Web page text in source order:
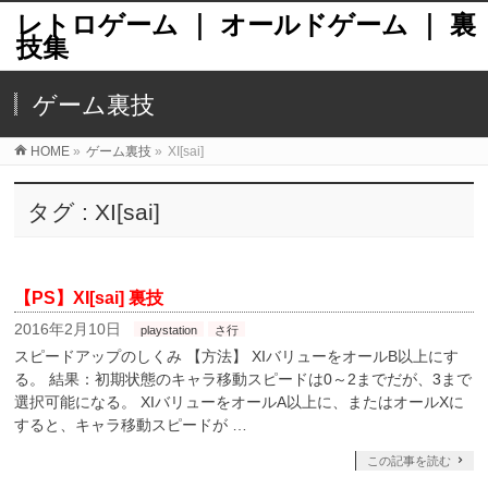
レトロゲーム ｜ オールドゲーム ｜ 裏
技集
ゲーム裏技
HOME » ゲーム裏技 » XI[sai]
タグ : XI[sai]
【PS】XI[sai] 裏技
2016年2月10日 playstation さ行
スピードアップのしくみ 【方法】 XIバリューをオールB以上にす
る。 結果：初期状態のキャラ移動スピードは0～2までだが、3まで
選択可能になる。 XIバリューをオールA以上に、またはオールXに
すると、キャラ移動スピードが …
この記事を読む